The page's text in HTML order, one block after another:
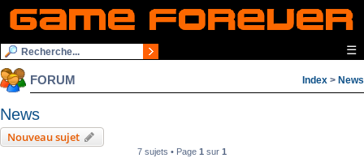
☰
FORUM Index > News
News
Nouveau sujet
7 sujets • Page 1 sur 1